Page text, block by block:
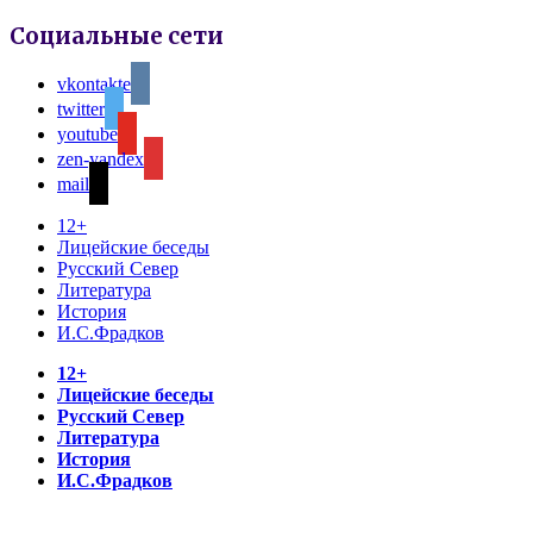
Социальные сети
vkontakte
twitter
youtube
zen-yandex
mail
12+
Лицейские беседы
Русский Север
Литература
История
И.С.Фрадков
12+
Лицейские беседы
Русский Север
Литература
История
И.С.Фрадков